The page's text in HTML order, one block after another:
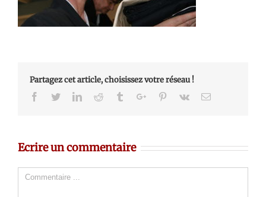
Partagez cet article, choisissez votre réseau !
Facebook
TwitterLinkedinReddit TumblrGoogle+Pinterest
Vk Email
Ecrire un commentaire
Comment